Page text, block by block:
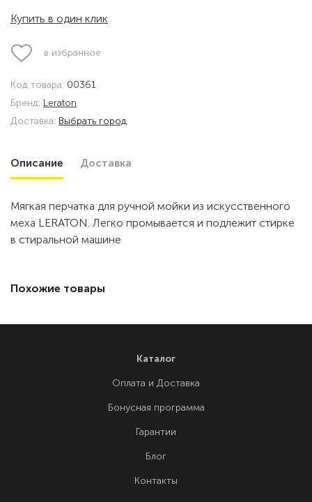
Купить в один клик
в избранное
Код товара: 00361
Бренд: Leraton
Доставка: Выбрать город
Описание Доставка
Мягкая перчатка для ручной мойки из искусственного
меха LERATON. Легко промывается и подлежит стирке
в стиральной машине
Похожие товары
Каталог
Оплата и Доставка
Бонусная программа
Гарантии
Блог
Контакты